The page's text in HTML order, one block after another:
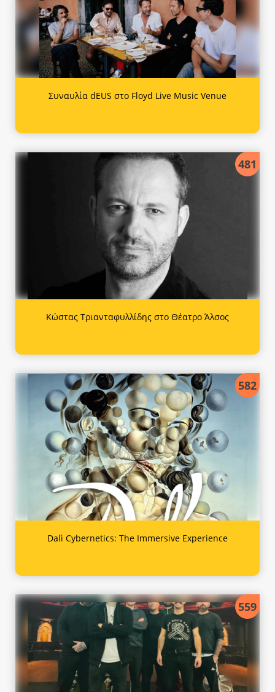
Συναυλία dEUS στο Floyd Live Music Venue
481
Κώστας Τριανταφυλλίδης στο Θέατρο Άλσος
582
Dalì Cybernetics: The Immersive Experience
559